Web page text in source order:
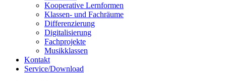
Kooperative Lernformen
Klassen- und Fachräume
Differenzierung
Digitalisierung
Fachprojekte
Musikklassen
Kontakt
Service/Download